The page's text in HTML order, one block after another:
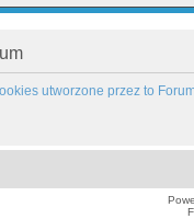
utworzone przez to